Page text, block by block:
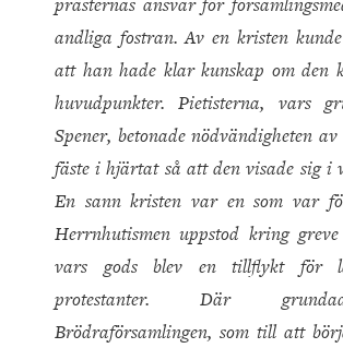
andliga fostran. Av en kristen
att han hade klar kunskap om den
huvudpunkter. Pietisterna, vars
Spener, betonade nödvändigheten
fäste i hjärtat så att den visade sig i
En sann kristen var en som var
Herrnhutismen uppstod kring
vars gods blev en tillflykt för
protestanter. Där
Brödraförsamlingen, som till att